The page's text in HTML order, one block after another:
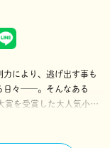
力により、逃げ出す事も
日々──。そんなある
賞を受賞した大人気小説